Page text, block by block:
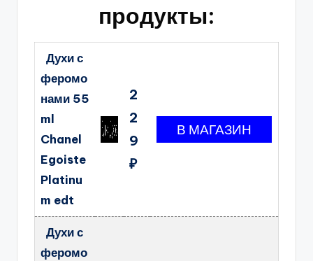
продукты:
Духи с
феромо
нами 55
ml
Chanel
Egoiste
Platinu
m edt
2
2
9
₽
Духи с
феромо